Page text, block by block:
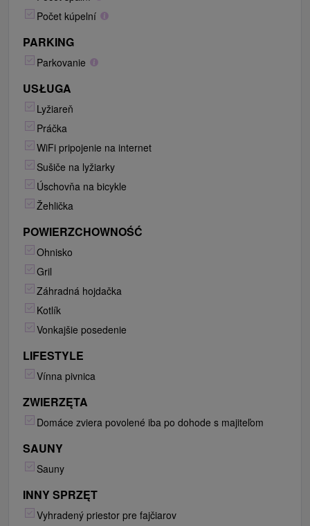
Počet kúpelní
PARKING
Parkovanie
USŁUGA
Lyžiareň
Práčka
WiFi pripojenie na internet
Sušiče na lyžiarky
Úschovňa na bicykle
Žehlička
POWIERZCHOWNOŚĆ
Ohnisko
Gril
Záhradná hojdačka
Kotlík
Vonkajšie posedenie
LIFESTYLE
Vínna pivnica
ZWIERZĘTA
Domáce zviera povolené iba po dohode s majiteľom
SAUNY
Sauny
INNY SPRZĘT
Vyhradený priestor pre fajčiarov